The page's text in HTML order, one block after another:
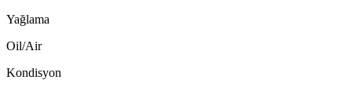
Yağlama
Oil/Air
Kondisyon